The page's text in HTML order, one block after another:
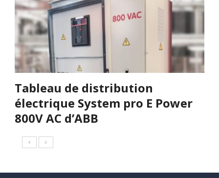
Tableau de distribution
électrique System pro E Power
800V AC d’ABB